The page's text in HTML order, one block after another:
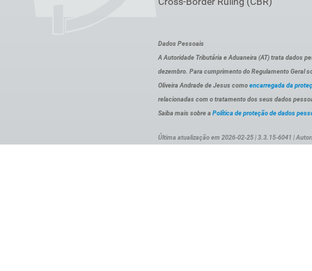
Dados Pessoais
A Autoridade Tributária e Aduaneira (AT) trata dados
dezembro. Para cumprimento do Regulamento Geral
Oliveira Andrade de Jesus como encarregada da
relacionadas com o tratamento dos seus dados
Saiba mais sobre a Política de proteção de dados
Última atualização em 2026-02-25 | 3.3.15-6041 |